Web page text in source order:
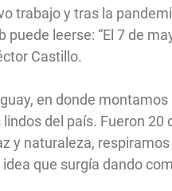
trabajo y tras la
puede leerse: “El 7 de
Castillo.
en donde
del país. Fueron
y naturaleza,
que surgía dando